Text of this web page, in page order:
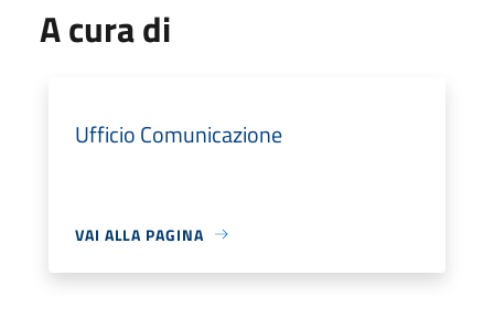
A cura di
Ufficio Comunicazione
VAI ALLA PAGINA